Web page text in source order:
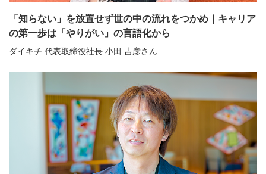
「知らない」を放置せず世の中の流れをつかめ｜キャリア
の第一歩は「やりがい」の言語化から
ダイキチ 代表取締役社長 小田 吉彦さん